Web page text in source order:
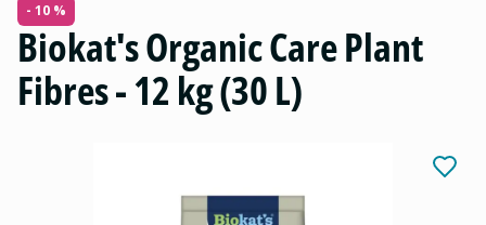
- 10 %
Biokat's Organic Care Plant
Fibres - 12 kg (30 L)